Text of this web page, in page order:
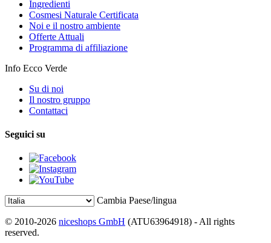
Ingredienti
Cosmesi Naturale Certificata
Noi e il nostro ambiente
Offerte Attuali
Programma di affiliazione
Info Ecco Verde
Su di noi
Il nostro gruppo
Contattaci
Seguici su
Cambia Paese/lingua
© 2010-2026 niceshops GmbH (ATU63964918) - All rights
reserved.